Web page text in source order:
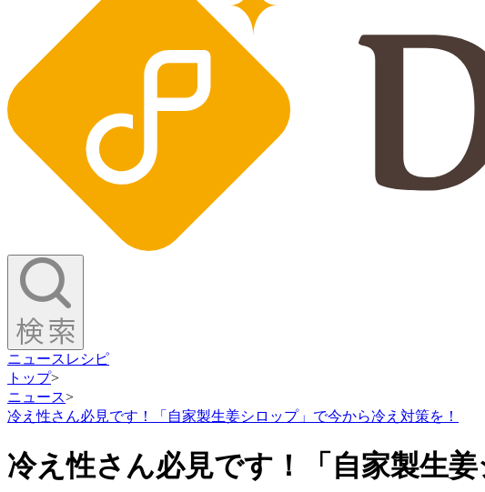
ニュース レシピ
トップ>
ニュース>
冷え性さん必見です！「自家製生姜シロップ」で今から冷え対策を！
冷え性さん必見です！「自家製生